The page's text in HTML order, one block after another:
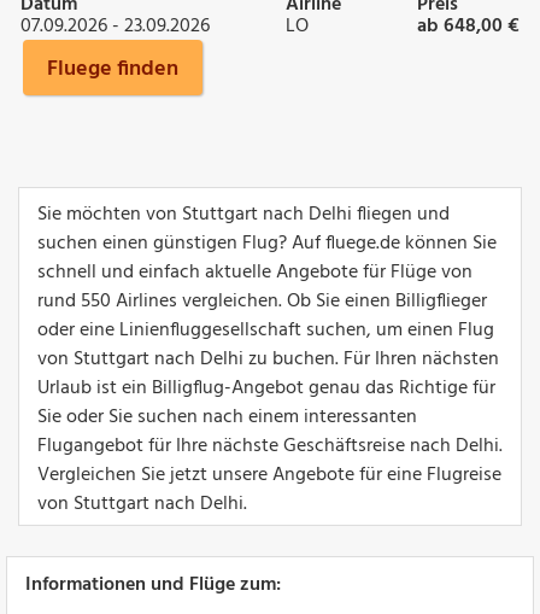
07.09.2026 - 23.09.2026 LO ab 648,00 €
Fluege finden
Sie möchten von Stuttgart nach Delhi fliegen und
suchen einen günstigen Flug? Auf fluege.de können Sie
schnell und einfach aktuelle Angebote für Flüge von
rund 550 Airlines vergleichen. Ob Sie einen Billigflieger
oder eine Linienfluggesellschaft suchen, um einen Flug
von Stuttgart nach Delhi zu buchen. Für Ihren nächsten
Urlaub ist ein Billigflug-Angebot genau das Richtige für
Sie oder Sie suchen nach einem interessanten
Flugangebot für Ihre nächste Geschäftsreise nach Delhi.
Vergleichen Sie jetzt unsere Angebote für eine Flugreise
von Stuttgart nach Delhi.
Informationen und Flüge zum: